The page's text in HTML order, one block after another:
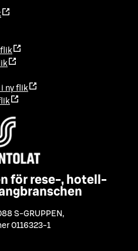
flik
i ny flik
för rese-, hotell-
S-GRUPPEN ,
0116323-1